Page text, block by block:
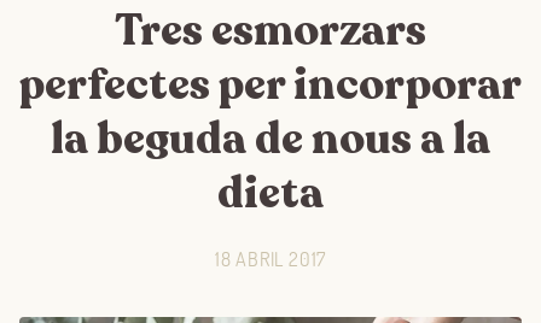
Tres esmorzars
perfectes per incorporar
la beguda de nous a la
dieta
18 ABRIL 2017